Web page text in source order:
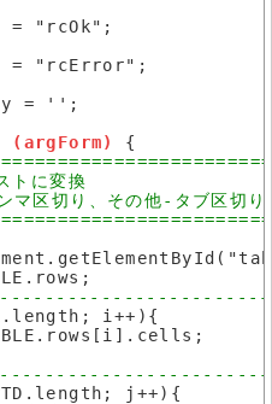
= "rcOk";
= "rcError";
= '';
{
i++){
j++){